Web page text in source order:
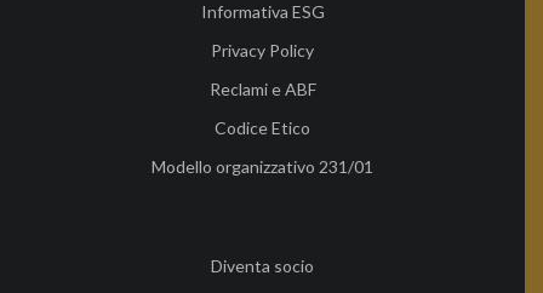
Informativa ESG
Privacy Policy
Reclami e ABF
Codice Etico
Modello organizzativo 231/01
Diventa socio